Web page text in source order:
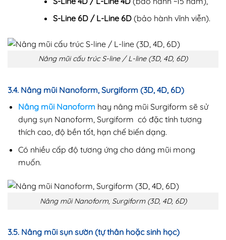
S-Line 6D / L-Line 6D(bảo hành vĩnh viễn).
Nâng mũi cấu trúc S-line / L-line (3D, 4D, 6D)
3.4. Nâng mũi Nanoform, Surgiform (3D, 4D, 6D)
Nâng mũi Nanoform hay nâng mũi Surgiform sẽ sử
dụng sụn Nanoform, Surgiform có đặc tính tương
thích cao, độ bền tốt, hạn chế biến dạng.
Có nhiều cấp độ tương ứng cho dáng mũi mong
muốn.
Nâng mũi Nanoform, Surgiform (3D, 4D, 6D)
3.5. Nâng mũi sụn sườn (tự thân hoặc sinh học)